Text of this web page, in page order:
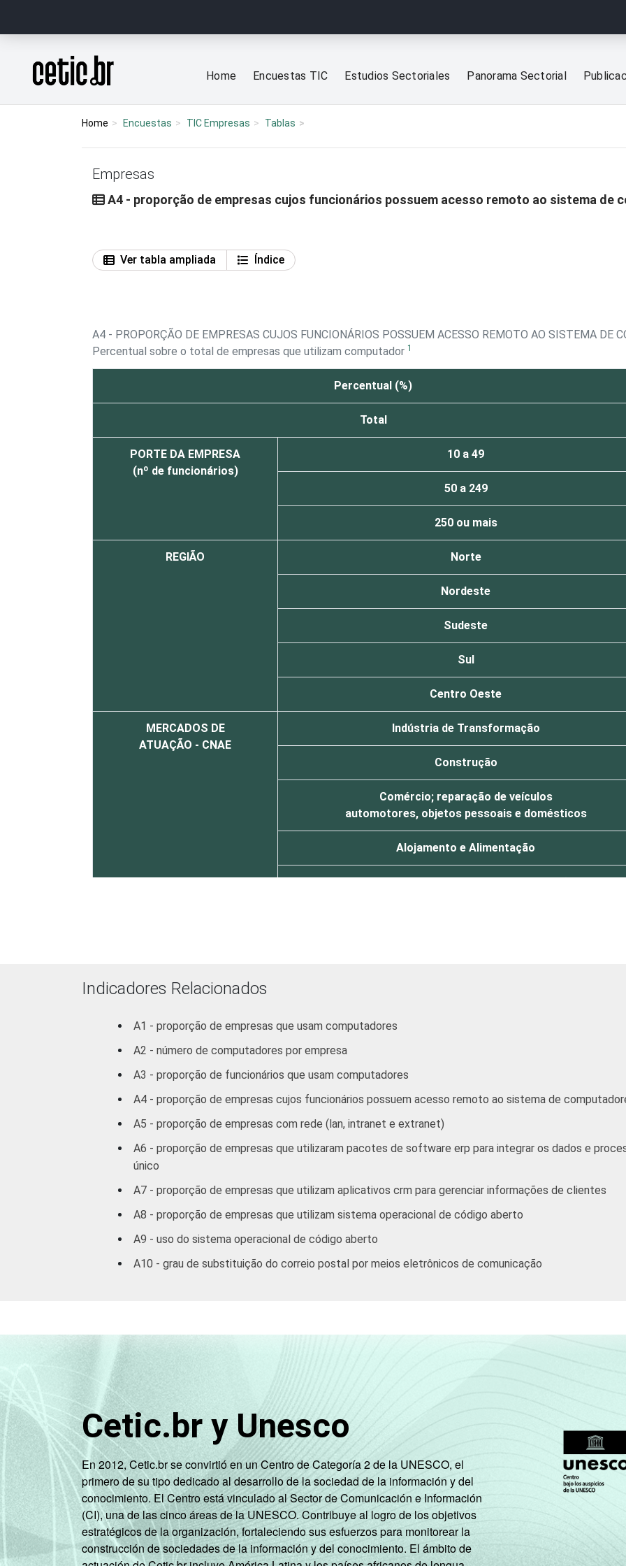
Página inicial
Home Encuestas TIC Estudios Sectoriales Panorama Sectorial
Home Encuestas TIC Empresas Tablas
Empresas
A4 - proporção de empresas cujos funcionários possuem acesso remoto ao sistema de
Ver tabla ampliada
Índice
A4 - PROPORÇÃO DE EMPRESAS CUJOS FUNCIONÁRIOS POSSUEM ACESSO REMOTO AO SISTEMA DE
Percentual sobre o total de empresas que utilizam computador 1
Percentual (%)
Total
PORTE DA EMPRESA
(nº de funcionários)
10 a 49
50 a 249
250 ou mais
REGIÃO Norte
Nordeste
Sudeste
Sul
Centro Oeste
MERCADOS DE
ATUAÇÃO - CNAE
Indústria de Transformação
Construção
Comércio; reparação de veículos
automotores, objetos pessoais e domésticos
Alojamento e Alimentação
G, H, I, K e a seção O sem os grupos 90 e 91. Respostas referentes a outubro/novembro de 2008.
3
A categoria "O - Outros serviços coletivos, sociais e pessoais" não reúne os grupos 90-Limpeza
atividades associativas.
Fonte: NIC.br - out/nov 2008
Indicadores Relacionados
A1 - proporção de empresas que usam computadores
A2 - número de computadores por empresa
A3 - proporção de funcionários que usam computadores
A4 - proporção de empresas cujos funcionários possuem acesso remoto ao sistema de
A5 - proporção de empresas com rede (lan, intranet e extranet)
A6 - proporção de empresas que utilizaram pacotes de software erp para integrar os dados e
único
A7 - proporção de empresas que utilizam aplicativos crm para gerenciar informações de clientes
A8 - proporção de empresas que utilizam sistema operacional de código aberto
A9 - uso do sistema operacional de código aberto
A10 - grau de substituição do correio postal por meios eletrônicos de comunicação
Cetic.br y Unesco
En 2012, Cetic.br se convirtió en un Centro de Categoría 2 de la UNESCO, el
primero de su tipo dedicado al desarrollo de la sociedad de la información y del
conocimiento. El Centro está vinculado al Sector de Comunicación e Información
(CI), una de las cinco áreas de la UNESCO. Contribuye al logro de los objetivos
estratégicos de la organización, fortaleciendo sus esfuerzos para monitorear la
construcción de sociedades de la información y del conocimiento. El ámbito de